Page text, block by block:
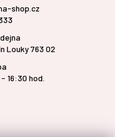
shop.cz
Louky 763 02
16:30 hod.